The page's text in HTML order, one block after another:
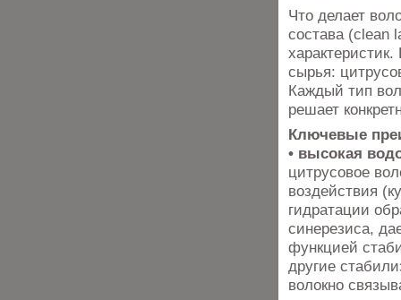
Что делает
состава (clean
сырья:
Каждый тип
решает
Ключевые
• высокая
цитрусовое
воздействия
гидратации
синерезиса,
функцией
другие
волокно